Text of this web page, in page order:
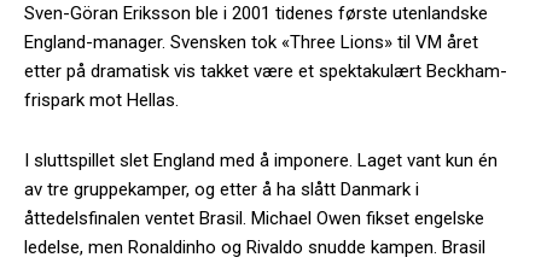
Sven-Göran Eriksson ble i 2001 tidenes første utenlandske
England-manager. Svensken tok «Three Lions» til VM året
etter på dramatisk vis takket være et spektakulært Beckham-
frispark mot Hellas.
I sluttspillet slet England med å imponere. Laget vant kun én
av tre gruppekamper, og etter å ha slått Danmark i
åttedelsfinalen ventet Brasil. Michael Owen fikset engelske
ledelse, men Ronaldinho og Rivaldo snudde kampen. Brasil